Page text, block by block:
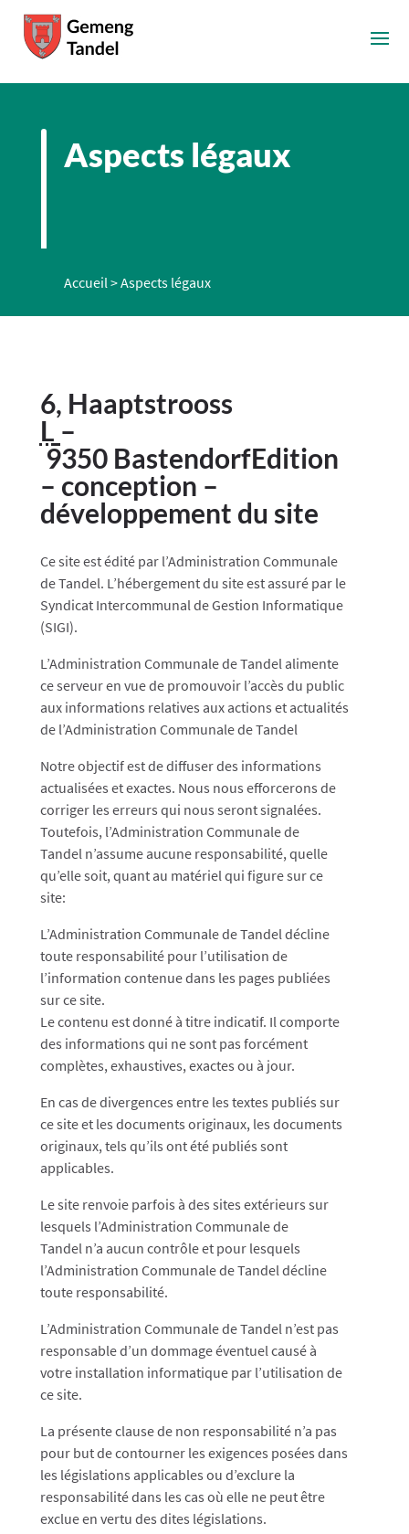
Aspects légaux
Accueil>Aspects légaux
6, Haaptstrooss
L –
9350 BastendorfEdition
– conception –
développement du site
Ce site est édité par l’Administration Communale
de Tandel. L’hébergement du site est assuré par le
Syndicat Intercommunal de Gestion Informatique
(SIGI).
L’Administration Communale deTandel alimente
ce serveur en vue de promouvoir l’accès du public
aux informations relatives aux actions et actualités
de l’Administration Communale deTandel
Notre objectif est de diffuser des informations
actualisées et exactes. Nous nous efforcerons de
corriger les erreurs qui nous seront signalées.
Toutefois, l’Administration Communale de
Tandel n’assume aucune responsabilité, quelle
qu’elle soit, quant au matériel qui figure sur ce
site:
L’Administration Communale deTandel​ ​​​décline
toute responsabilité pour l’utilisation de
l’information contenue dans les pages publiées
sur ce site.
Le contenu est donné à titre indicatif. Il comporte
des informations qui ne sont pas forcément
complètes, exhaustives, exactes ou à jour.
En cas de divergences entre les textes publiés sur
ce site et les documents originaux, les documents
originaux, tels qu’ils ont été publiés sont
applicables.
Le site renvoie parfois à des sites extérieurs sur
lesquels l’Administration Communale de
Tandel n’a aucun contrôle et pour lesquels
l’Administration Communale deTandeldécline
toute responsabilité.
L’Administration Communale deTandel n’est pas
responsable d’un dommage éventuel causé à
votre installation informatique par l’utilisation de
ce site.
La présente clause de non responsabilité n’a pas
pour but de contourner les exigences posées dans
les législations applicables ou d’exclure la
responsabilité dans les cas où elle ne peut être
exclue en vertu des dites législations.